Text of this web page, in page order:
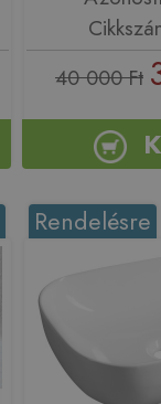
40 000 Ft
Rendelésre